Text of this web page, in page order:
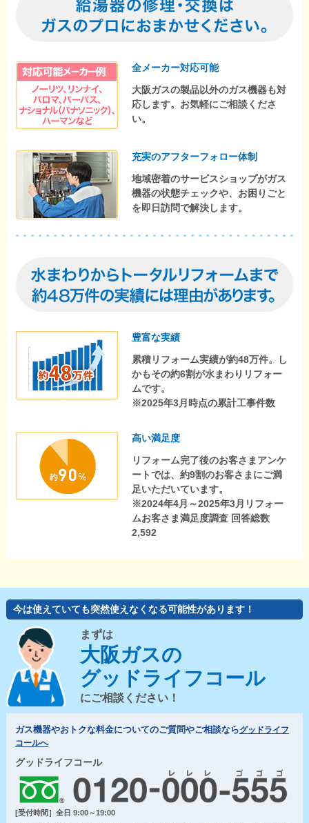
全メーカー対応可能
大阪ガスの製品以外のガス機器も対
応します。お気軽にご相談くださ
い。
充実のアフターフォロー体制
地域密着のサービスショップがガス
機器の状態チェックや、お困りごと
を即日訪問で解決します。
豊富な実績
累積リフォーム実績が約48万件。し
かもその約6割が水まわりリフォー
ムです。
※2025年3月時点の累計工事件数
高い満足度
リフォーム完了後のお客さまアンケ
ートでは、約9割のお客さまにご満
足いただいています。
※2024年4月～2025年3月リフォー
ムお客さま満足度調査 回答総数
2,592
今は使えていても突然使えなくなる可能性があります！
まずは
大阪ガスの
グッドライフコール
にご相談ください！
ガス機器やおトクな料金についてのご質問やご相談ならグッドライフ
コールへ
グッドライフコール
[受付時間］全日 9:00～19:00